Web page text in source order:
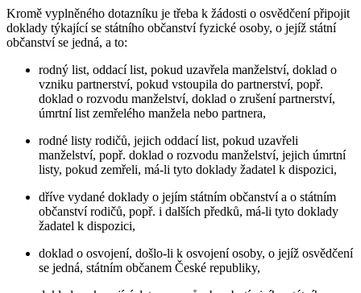
Kromě vyplněného dotazníku je třeba k žádosti o osvědčení připojit
doklady týkající se státního občanství fyzické osoby, o jejíž státní
občanství se jedná, a to:
rodný list, oddací list, pokud uzavřela manželství, doklad o
vzniku partnerství, pokud vstoupila do partnerství, popř.
doklad o rozvodu manželství, doklad o zrušení partnerství,
úmrtní list zemřelého manžela nebo partnera,
rodné listy rodičů, jejich oddací list, pokud uzavřeli
manželství, popř. doklad o rozvodu manželství, jejich úmrtní
listy, pokud zemřeli, má-li tyto doklady žadatel k dispozici,
dříve vydané doklady o jejím státním občanství a o státním
občanství rodičů, popř. i dalších předků, má-li tyto doklady
žadatel k dispozici,
doklad o osvojení, došlo-li k osvojení osoby, o jejíž osvědčení
se jedná, státním občanem České republiky,